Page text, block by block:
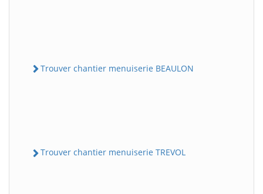
Trouver chantier menuiserie BEAULON
Trouver chantier menuiserie TREVOL